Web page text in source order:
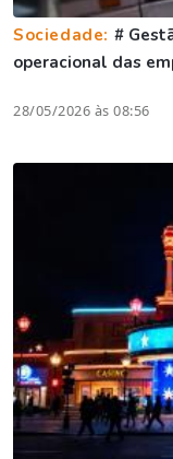
Sociedade: #
operacional das
28/05/2026 às 08:56